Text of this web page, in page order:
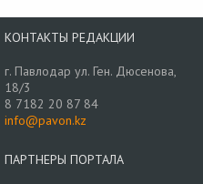
КОНТАКТЫ РЕДАКЦИИ
г. Павлодар ул. Ген. Дюсенова,
18/3
8 7182 20 87 84
info@pavon.kz
ПАРТНЕРЫ ПОРТАЛА